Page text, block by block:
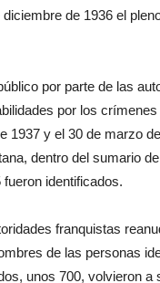
de 1936 el
por parte de las
por los
1937 y el 30 de marzo
dentro del sumario
identificados.
franquistas
de las personas
unos 700, volvieron